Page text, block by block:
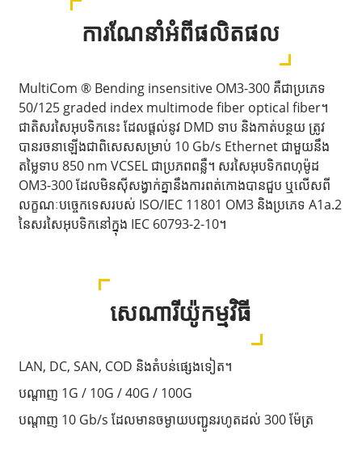
ការណែនាំអំពីផលិតផល
MultiCom ® Bending insensitive OM3-300 គឺជាប្រភេទ
50/125 graded index multimode fiber optical fiber។
ជាតិសរសៃអុបទិកនេះ ដែលផ្តល់នូវ DMD ទាប និងកាត់បន្ថយ ត្រូវ
បានរចនាឡើងជាពិសេសសម្រាប់ 10 Gb/s Ethernet ជាមួយនឹង
តម្លៃទាប 850 nm VCSEL ជាប្រភពពន្លឺ។ សរសៃអុបទិកពហុម៉ូដ
OM3-300 ដែលមិនស៊ីសង្វាក់គ្នានឹងការពត់កោងបានជួប ឬលើសពី
លក្ខណៈបច្ចេកទេសរបស់ ISO/IEC 11801 OM3 និងប្រភេទ A1a.2
នៃសរសៃអុបទិកនៅក្នុង IEC 60793-2-10។
សេណារីយ៉ូកម្មវិធី
LAN, DC, SAN, COD និងតំបន់ផ្សេងទៀត។
បណ្តាញ 1G / 10G / 40G / 100G
បណ្តាញ 10 Gb/s ដែលមានចម្ងាយបញ្ជូនរហូតដល់ 300 ម៉ែត្រ